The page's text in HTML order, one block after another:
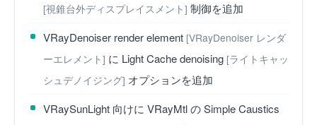
[視錐台外ディスプレイスメント] 制御を追加
VRayDenoiser render element [VRayDenoiser レンダ
ーエレメント] に Light Cache denoising [ライトキャッ
シュデノイジング] オプションを追加
VRaySunLight 向けに VRayMtl の Simple Caustics